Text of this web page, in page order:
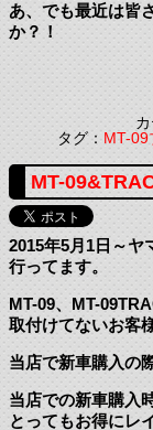
あ、でも最近は皆
か？！
タグ：MT-09
MT-
2015年5月1日～ヤ
行ってます。
MT-09、MT-
取付けてないお客
当店で新車購入の
当店での新車購入
とってもお得にレ